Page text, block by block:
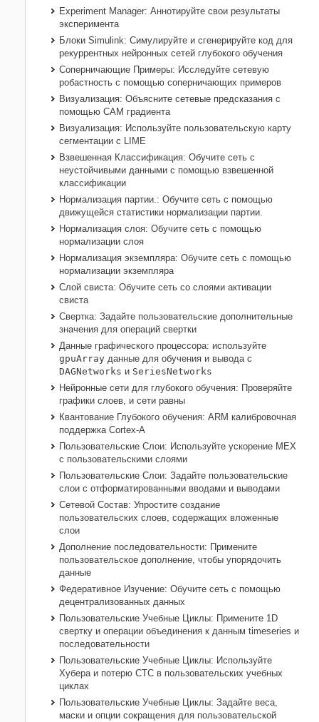
Experiment Manager: Аннотируйте свои результаты
эксперимента
Блоки Simulink: Симулируйте и сгенерируйте код для
рекуррентных нейронных сетей глубокого обучения
Соперничающие Примеры: Исследуйте сетевую
робастность с помощью соперничающих примеров
Визуализация: Объясните сетевые предсказания с
помощью CAM градиента
Визуализация: Используйте пользовательскую карту
сегментации с LIME
Взвешенная Классификация: Обучите сеть с
неустойчивыми данными с помощью взвешенной
классификации
Нормализация партии.: Обучите сеть с помощью
движущейся статистики нормализации партии.
Нормализация слоя: Обучите сеть с помощью
нормализации слоя
Нормализация экземпляра: Обучите сеть с помощью
нормализации экземпляра
Слой свиста: Обучите сеть со слоями активации
свиста
Свертка: Задайте пользовательские дополнительные
значения для операций свертки
Данные графического процессора: используйте
gpuArray данные для обучения и вывода с
DAGNetworks и SeriesNetworks
Нейронные сети для глубокого обучения: Проверяйте
графики слоев, и сети равны
Квантование Глубокого обучения: ARM калибровочная
поддержка Cortex-A
Пользовательские Слои: Используйте ускорение MEX
с пользовательскими слоями
Пользовательские Слои: Задайте пользовательские
слои с отформатированными вводами и выводами
Сетевой Состав: Упростите создание
пользовательских слоев, содержащих вложенные
слои
Дополнение последовательности: Примените
пользовательское дополнение, чтобы упорядочить
данные
Федеративное Изучение: Обучите сеть с помощью
децентрализованных данных
Пользовательские Учебные Циклы: Примените 1D
свертку и операции объединения к данным timeseries и
последовательности
Пользовательские Учебные Циклы: Используйте
Хубера и потерю CTC в пользовательских учебных
циклах
Пользовательские Учебные Циклы: Задайте веса,
маски и опции сокращения для пользовательской